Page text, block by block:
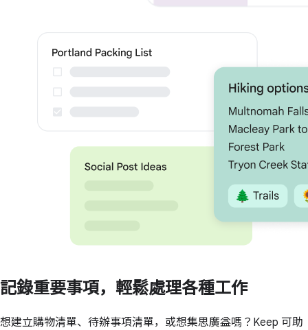
記錄重要事項，輕鬆處理各種工作
想建立購物清單、待辦事項清單，或想集思廣益嗎？Keep 可助